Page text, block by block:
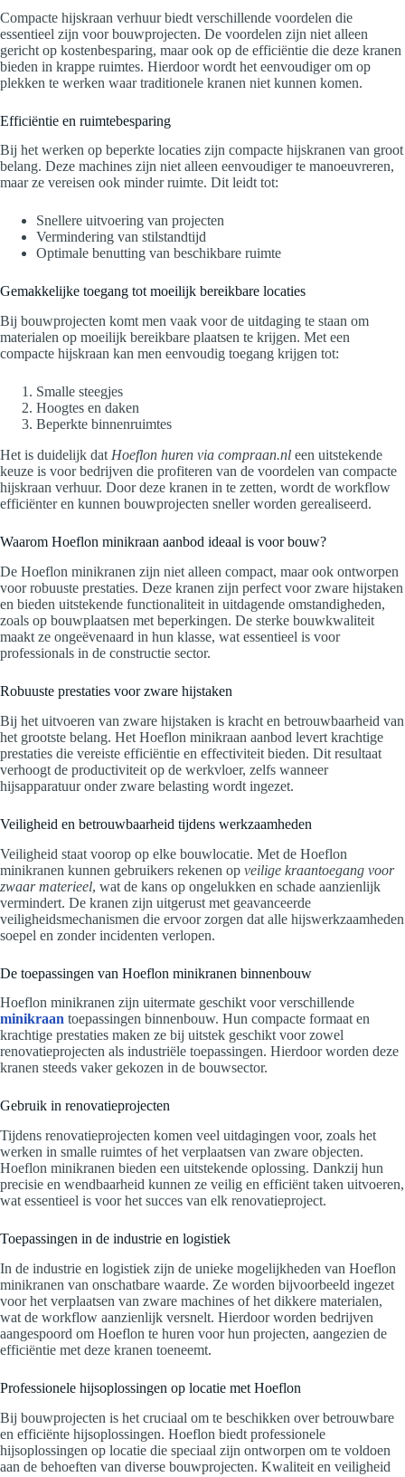
Compacte hijskraan verhuur biedt verschillende voordelen die
essentieel zijn voor bouwprojecten. De voordelen zijn niet alleen
gericht op kostenbesparing, maar ook op de efficiëntie die deze kranen
bieden in krappe ruimtes. Hierdoor wordt het eenvoudiger om op
plekken te werken waar traditionele kranen niet kunnen komen.
Efficiëntie en ruimtebesparing
Bij het werken op beperkte locaties zijn compacte hijskranen van groot
belang. Deze machines zijn niet alleen eenvoudiger te manoeuvreren,
maar ze vereisen ook minder ruimte. Dit leidt tot:
Snellere uitvoering van projecten
Vermindering van stilstandtijd
Optimale benutting van beschikbare ruimte
Gemakkelijke toegang tot moeilijk bereikbare locaties
Bij bouwprojecten komt men vaak voor de uitdaging te staan om
materialen op moeilijk bereikbare plaatsen te krijgen. Met een
compacte hijskraan kan men eenvoudig toegang krijgen tot:
Smalle steegjes
Hoogtes en daken
Beperkte binnenruimtes
Het is duidelijk dat Hoeflon huren via compraan.nl een uitstekende
keuze is voor bedrijven die profiteren van de voordelen van compacte
hijskraan verhuur. Door deze kranen in te zetten, wordt de workflow
efficiënter en kunnen bouwprojecten sneller worden gerealiseerd.
Waarom Hoeflon minikraan aanbod ideaal is voor bouw?
De Hoeflon minikranen zijn niet alleen compact, maar ook ontworpen
voor robuuste prestaties. Deze kranen zijn perfect voor zware hijstaken
en bieden uitstekende functionaliteit in uitdagende omstandigheden,
zoals op bouwplaatsen met beperkingen. De sterke bouwkwaliteit
maakt ze ongeëvenaard in hun klasse, wat essentieel is voor
professionals in de constructie sector.
Robuuste prestaties voor zware hijstaken
Bij het uitvoeren van zware hijstaken is kracht en betrouwbaarheid van
het grootste belang. Het Hoeflon minikraan aanbod levert krachtige
prestaties die vereiste efficiëntie en effectiviteit bieden. Dit resultaat
verhoogt de productiviteit op de werkvloer, zelfs wanneer
hijsapparatuur onder zware belasting wordt ingezet.
Veiligheid en betrouwbaarheid tijdens werkzaamheden
Veiligheid staat voorop op elke bouwlocatie. Met de Hoeflon
minikranen kunnen gebruikers rekenen op veilige kraantoegang voor
zwaar materieel, wat de kans op ongelukken en schade aanzienlijk
vermindert. De kranen zijn uitgerust met geavanceerde
veiligheidsmechanismen die ervoor zorgen dat alle hijswerkzaamheden
soepel en zonder incidenten verlopen.
De toepassingen van Hoeflon minikranen binnenbouw
Hoeflon minikranen zijn uitermate geschikt voor verschillende
minikraan toepassingen binnenbouw. Hun compacte formaat en
krachtige prestaties maken ze bij uitstek geschikt voor zowel
renovatieprojecten als industriële toepassingen. Hierdoor worden deze
kranen steeds vaker gekozen in de bouwsector.
Gebruik in renovatieprojecten
Tijdens renovatieprojecten komen veel uitdagingen voor, zoals het
werken in smalle ruimtes of het verplaatsen van zware objecten.
Hoeflon minikranen bieden een uitstekende oplossing. Dankzij hun
precisie en wendbaarheid kunnen ze veilig en efficiënt taken uitvoeren,
wat essentieel is voor het succes van elk renovatieproject.
Toepassingen in de industrie en logistiek
In de industrie en logistiek zijn de unieke mogelijkheden van Hoeflon
minikranen van onschatbare waarde. Ze worden bijvoorbeeld ingezet
voor het verplaatsen van zware machines of het dikkere materialen,
wat de workflow aanzienlijk versnelt. Hierdoor worden bedrijven
aangespoord om Hoeflon te huren voor hun projecten, aangezien de
efficiëntie met deze kranen toeneemt.
Professionele hijsoplossingen op locatie met Hoeflon
Bij bouwprojecten is het cruciaal om te beschikken over betrouwbare
en efficiënte hijsoplossingen. Hoeflon biedt professionele
hijsoplossingen op locatie die speciaal zijn ontworpen om te voldoen
aan de behoeften van diverse bouwprojecten. Kwaliteit en veiligheid